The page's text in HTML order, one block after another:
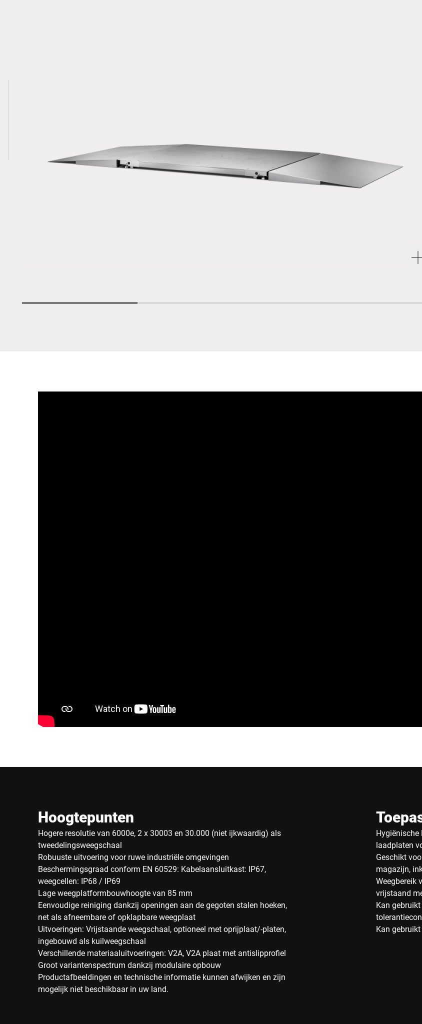
Hoogtepunten
Hogere resolutie van 6000e, 2 x 30003 en 30.000 (niet ijkwaardig) als
tweedelingsweegschaal
Robuuste uitvoering voor ruwe industriële omgevingen
Beschermingsgraad conform EN 60529: Kabelaansluitkast: IP67,
weegcellen: IP68 / IP69
Lage weegplatformbouwhoogte van 85 mm
Eenvoudige reiniging dankzij openingen aan de gegoten stalen hoeken,
net als afneembare of opklapbare weegplaat
Uitvoeringen: Vrijstaande weegschaal, optioneel met oprijplaat/-platen,
ingebouwd als kuilweegschaal
Verschillende materiaaluitvoeringen: V2A, V2A plaat met antislipprofiel
Groot variantenspectrum dankzij modulaire opbouw
Productafbeeldingen en technische informatie kunnen afwijken en zijn
mogelijk niet beschikbaar in uw land.
laadplaten
Geschikt
magazijn,
Weegbereik
vrijstaand
Kan
Kan